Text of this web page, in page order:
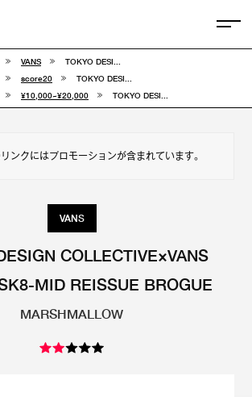
VANS
CONVERSE
VANS
TOKYO DESI...
score20
TOKYO DESI...
¥10,000~¥20,000 TOKYO DESI...
ンクにはプロモーションが含まれています。
VANS
COLLECTIVE×VANS
MID REISSUE BROGUE
MARSHMALLOW